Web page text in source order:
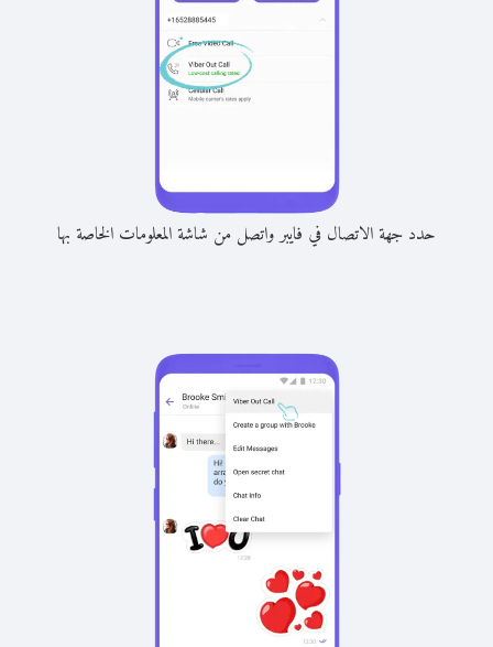
حدد جهة الاتصال في فايبر واتصل من شاشة المعلومات الخاصة بها